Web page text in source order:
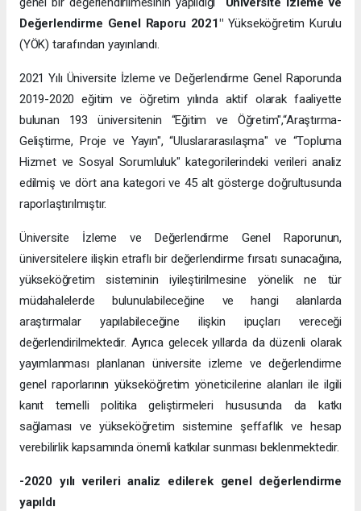
Değerlendirme Genel Raporu 2021"Yükseköğretim Kurulu
(YÖK) tarafından yayınlandı.
2021 Yılı Üniversite İzleme ve Değerlendirme Genel Raporunda
2019-2020 eğitim ve öğretim yılında aktif olarak faaliyette
bulunan 193 üniversitenin “Eğitim ve Öğretim",“Araştırma-
Geliştirme, Proje ve Yayın", “Uluslararasılaşma" ve “Topluma
Hizmet ve Sosyal Sorumluluk" kategorilerindeki verileri analiz
edilmiş ve dört ana kategori ve 45 alt gösterge doğrultusunda
raporlaştırılmıştır.
Üniversite İzleme ve Değerlendirme Genel Raporunun,
üniversitelere ilişkin etraflı bir değerlendirme fırsatı sunacağına,
yükseköğretim sisteminin iyileştirilmesine yönelik ne tür
müdahalelerde bulunulabileceğine ve hangi alanlarda
araştırmalar yapılabileceğine ilişkin ipuçları vereceği
değerlendirilmektedir. Ayrıca gelecek yıllarda da düzenli olarak
yayımlanması planlanan üniversite izleme ve değerlendirme
genel raporlarının yükseköğretim yöneticilerine alanları ile ilgili
kanıt temelli politika geliştirmeleri hususunda da katkı
sağlaması ve yükseköğretim sistemine şeffaflık ve hesap
verebilirlik kapsamında önemli katkılar sunması beklenmektedir.
-2020 yılı verileri analiz edilerek genel değerlendirme
yapıldı